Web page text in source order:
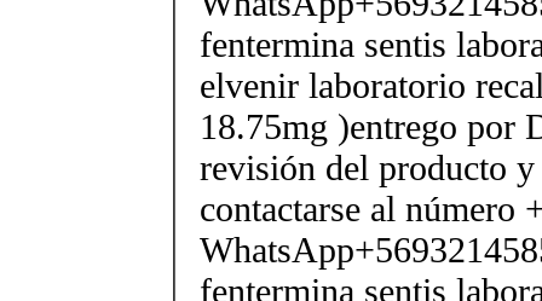
fentermina sentis
elvenir laboratorio
18.75mg )entrego por
revisión del producto
contactarse al número
fentermina sentis